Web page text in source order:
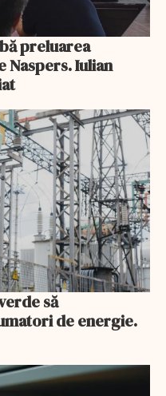
preluarea
Naspers. Iulian
să
de energie.